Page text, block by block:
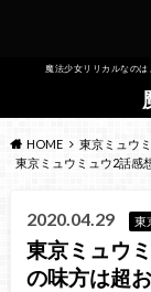
魔法少女リリカルなの
HOME
東京ミュウ
東京ミュウミュウ2話感
2020.04.29 東
東京ミュウ
の味方は超お